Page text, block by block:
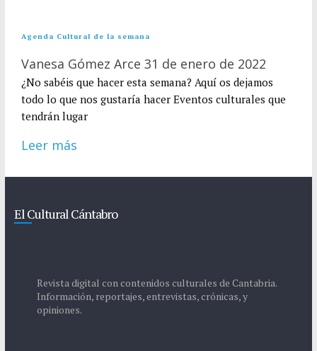
Agenda Cultural de la semana
Vanesa Gómez Arce 31 de enero de 2022
¿No sabéis que hacer esta semana? Aquí os dejamos
todo lo que nos gustaría hacer Eventos culturales que
tendrán lugar
Leer más
El Cultural Cántabro
Revista digital con contenidos culturales de Cantabria.
Información, reportajes, entrevistas, crónicas, y
opiniones.